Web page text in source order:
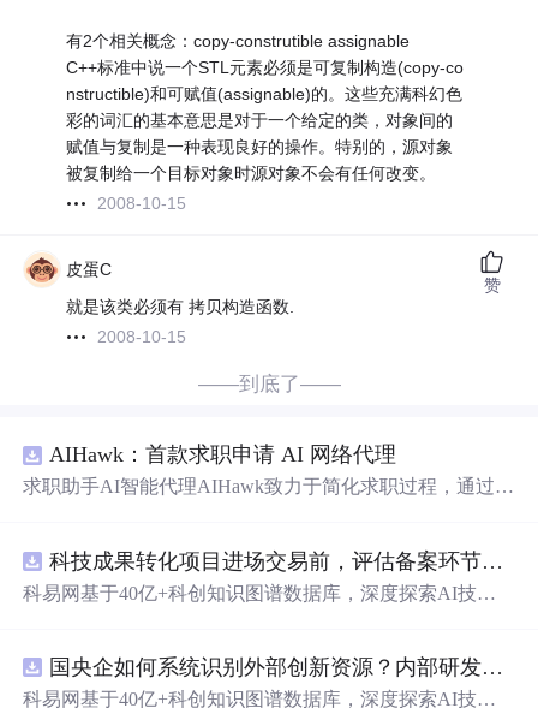
有2个相关概念：copy-construtible assignable
C++标准中说一个STL元素必须是可复制构造(copy-co
nstructible)和可赋值(assignable)的。这些充满科幻色
彩的词汇的基本意思是对于一个给定的类，对象间的
赋值与复制是一种表现良好的操作。特别的，源对象
被复制给一个目标对象时源对象不会有任何改变。
2008-10-15
皮蛋C
就是该类必须有 拷贝构造函数.
2008-10-15
赞
——到底了——
AIHawk：首款求职申请 AI 网络代理
求职助手AI智能代理AIHawk致力于简化求职过程，通过自
科技成果转化项目进场交易前，评估备案环节需要准备哪些材料？.docx
科易网基于40亿+科创知识图谱数据库，深度探索AI技术
新领域的AI+数智化解决方案，推动科技创新与产业创新
智能化发展。
国央企如何系统识别外部创新资源？内部研发体系完善，但对外部高校、中小科技企业技术能力缺乏动态认知。.docx
科易网基于40亿+科创知识图谱数据库，深度探索AI技术